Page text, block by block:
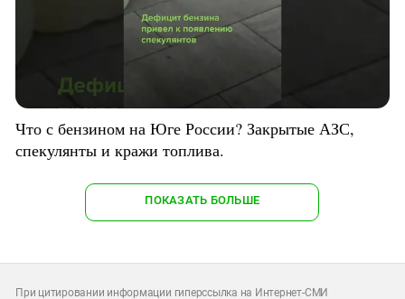
Что с бензином на Юге России? Закрытые АЗС,
спекулянты и кражи топлива.
ПОКАЗАТЬ БОЛЬШЕ
При цитировании информации гиперссылка на Интернет-СМИ